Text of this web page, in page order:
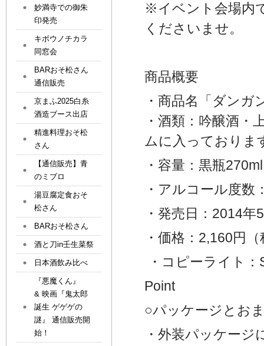
※イベント会場内
くださいませ。
商品概要
・商品名「ダン
・酒類：吟醸酒・
ムに入っておりま
・容量：黒瓶270ml
・アルコール度
・発売日：2014年
・価格：2,160円
・コピーライト
Point
○パッケージとお
・外装パッケー
妙満寺での御朱
印発売
キボウノチカラ
同窓会
BARおそ松さん
通信販売
京まふ2025白糸
酒造ブース出店
精進料理おそ松
さん
【通信販売】青
のミブロ
湯豆腐定食おそ
松さん
BARおそ松さん
酒と刀in壬生菜祭
日本酒飲み比べ
『悪魔くん』
& 映画『鬼太郎
誕生 ゲゲゲの
謎』 通信販売開
始！